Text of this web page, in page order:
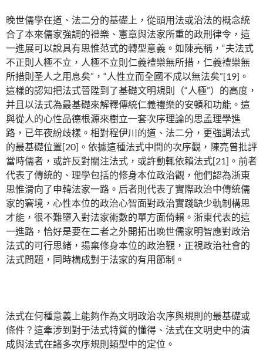
晚世儒學在道、法二分的基礎上，從頭用法或治法的概念統
合了本來儒家強調的禮樂、憲章與法家所重的政刑律令，這
一進展可以說具有思惟范式的轉型意義。如陳亮稱，“夫法式
不正則人極不立，人極不立則仁義禮樂無所措，仁義禮樂無
所措則圣人之用息矣”，“人性立而全國不成以無法矣”[19]。
這樣的認知把法式晉陞到了基礎文明規則（“人極”）的高度，
并且以法式為最基礎來解釋傳統仁義禮樂的安頓和功能。這
與從人的心性品德根源來樹立一套次序理論的思孟理學進
路，已年夜紛歧樣。相對程伊川的道、法二分，更強調法式
的最基礎位置[20]。依據這種法式中間的次序觀，陳亮曾批評
當時儒者，或許反對關注法式，或許動輒依賴法式[21]。前者
代表了傳統的、理學包括的修身本位政治觀，他們認為浙東
思惟滑向了申韓法家一路。后者則代表了實際政治中傳統儒
家的窘境，心性本位的政治心智面對政治實踐缺少軌制構思
才能，很不難墮入對法家術數的單方面倚賴。浙東代表的這
一進路，恰好是要在二者之外開拓出晚世儒家明智應對政治
法式的可行思緒，揚棄修身本位的政治觀，正視政治社會的
法式問題，同時構成對于法家的有用節制。
法式在何種意義上能夠作為文明政治次序與規則的最基礎或
條件？這牽涉到對于法式特質的懂得、法式在文明史中的演
成與法式在諸多次序規則類型中的定位。